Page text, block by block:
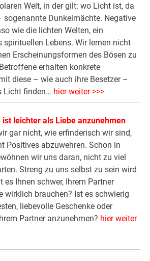
Welt, in der gilt: wo Licht ist, da
sogenannte Dunkelmächte. Negative
wie die lichten Welten, ein
spirituellen Lebens. Wir lernen nicht
Erscheinungsformen des Bösen zu
erhalten konkrete
diese – wie auch ihre Besetzer –
Licht finden… hier weiter >>>
ist leichter als Liebe anzunehmen
gar nicht, wie erfinderisch wir sind,
Positives abzuwehren. Schon in
wir uns daran, nicht zu viel
Streng zu uns selbst zu sein wird
Ihnen schwer, Ihrem Partner
wirklich brauchen? Ist es schwierig
liebevolle Geschenke oder
Partner anzunehmen? hier weiter